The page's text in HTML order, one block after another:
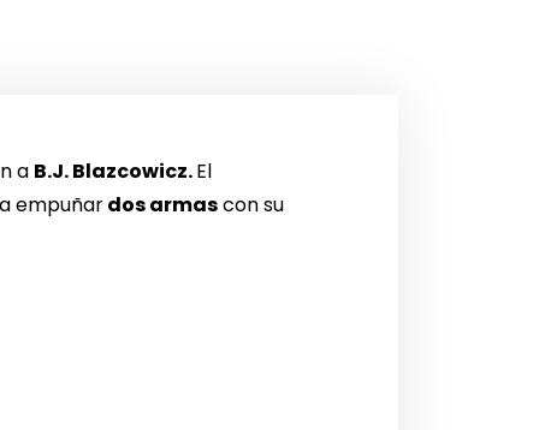
a B.J. Blazcowicz.El
empuñardos armascon su